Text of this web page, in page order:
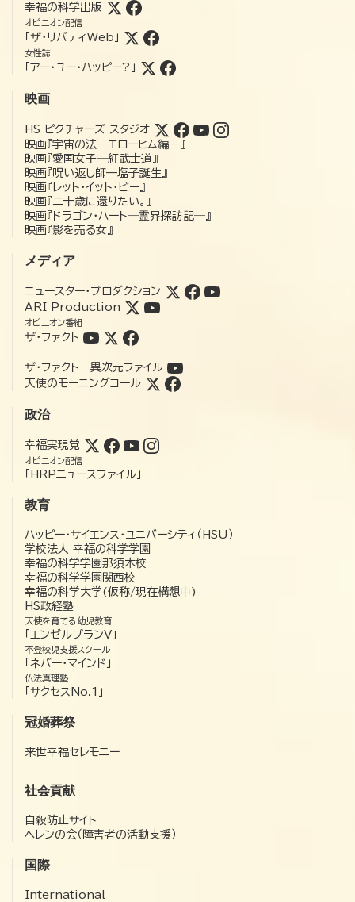
幸福の科学出版
オピニオン配信
「ザ・リバティWeb」
女性誌
「アー・ユー・ハッピー?」
映画
HS ピクチャーズ スタジオ
映画『宇宙の法―エローヒム編―』
映画『愛国女子―紅武士道』
映画『呪い返し師—塩子誕生』
映画『レット・イット・ビー』
映画『二十歳に還りたい。』
映画『ドラゴン・ハート―霊界探訪記―』
映画『影を売る女』
メディア
ニュースター・プロダクション
ARI Production
オピニオン番組
ザ・ファクト
ザ・ファクト 異次元ファイル
天使のモーニングコール
政治
幸福実現党
オピニオン配信
「HRPニュースファイル」
教育
ハッピー・サイエンス・ユニバーシティ（HSU）
学校法人 幸福の科学学園
幸福の科学学園那須本校
幸福の科学学園関西校
幸福の科学大学(仮称/現在構想中)
HS政経塾
天使を育てる幼児教育
「エンゼルプランV」
不登校児支援スクール
「ネバー・マインド」
仏法真理塾
「サクセスNo.1」
冠婚葬祭
来世幸福セレモニー
社会貢献
自殺防止サイト
ヘレンの会（障害者の活動支援）
国際
International